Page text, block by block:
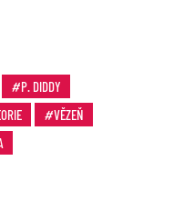
P. DIDDY
VĚZEŇ